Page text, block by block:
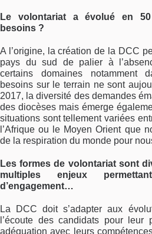
Le volontariat a évolué en
besoins ?
A l’origine, la création de la DCC
pays du sud de palier à
certains domaines notamment
besoins sur le terrain ne sont
2017, la diversité des demandes
des diocèses mais émerge
situations sont tellement variées
l’Afrique ou le Moyen Orient que
de la respiration du monde pour
Les formes de volontariat sont
multiples enjeux
d’engagement…
La DCC doit s’adapter aux
l’écoute des candidats pour leur
adéquation avec leurs